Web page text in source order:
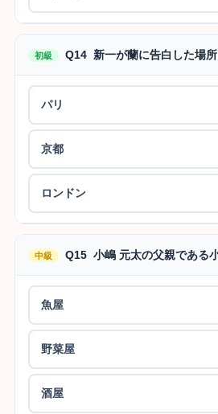
初級 Q14 新一が蘭に告白した場所
パリ
京都
ロンドン
中級 Q15 小嶋 元太の父親である
魚屋
野菜屋
酒屋